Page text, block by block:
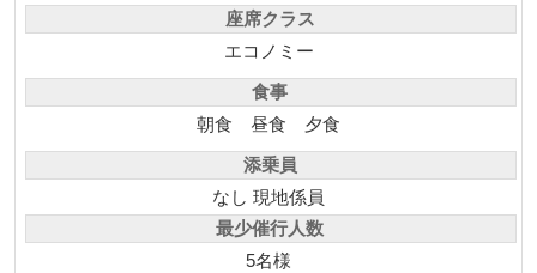
座席クラス
エコノミー
食事
朝食 昼食 夕食
添乗員
なし 現地係員
最少催行人数
5名様